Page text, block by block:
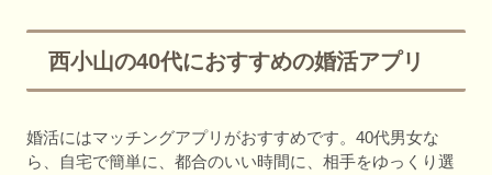
西小山の40代におすすめの婚活アプリ
婚活にはマッチングアプリがおすすめです。40代男女な
ら、自宅で簡単に、都合のいい時間に、相手をゆっくり選